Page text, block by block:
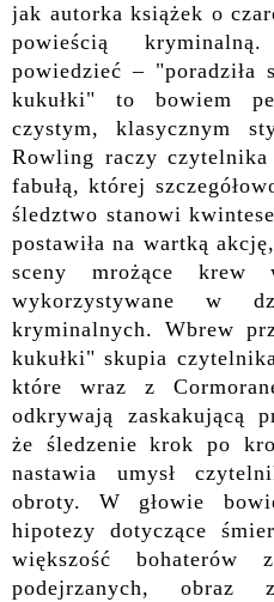
jak autorka książek o
powieścią
powiedzieć –
kukułki" to bowiem
czystym, klasycznym
Rowling raczy czytelnika
fabułą, której
śledztwo stanowi
postawiła na wartką
sceny mrożące krew
wykorzystywane w
kryminalnych. Wbrew
kukułki" skupia
które wraz z
odkrywają zaskakującą
że śledzenie krok po
nastawia umysł
obroty. W głowie
hipotezy dotyczące
większość
podejrzanych,